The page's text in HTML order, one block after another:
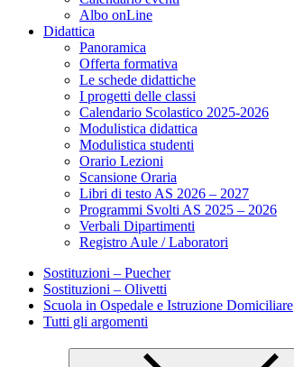
Albo onLine
Didattica
Panoramica
Offerta formativa
Le schede didattiche
I progetti delle classi
Calendario Scolastico 2025-2026
Modulistica didattica
Modulistica studenti
Orario Lezioni
Scansione Oraria
Libri di testo AS 2026 – 2027
Programmi Svolti AS 2025 – 2026
Verbali Dipartimenti
Registro Aule / Laboratori
Sostituzioni – Puecher
Sostituzioni – Olivetti
Scuola in Ospedale e Istruzione Domiciliare
Tutti gli argomenti